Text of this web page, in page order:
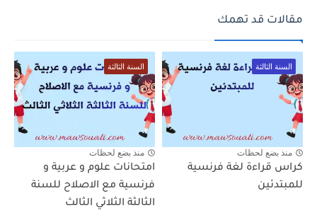
مقالات قد تهمك
السنة الثالثة
منذ بضع لحظات
كراس قراءة لغة فرنسية
للمبتدئين
السنة الثالثة
منذ بضع لحظات
امتحانات علوم و عربية و
فرنسية مع الاصلاح للسنة
الثالثة الثلاثي الثالث